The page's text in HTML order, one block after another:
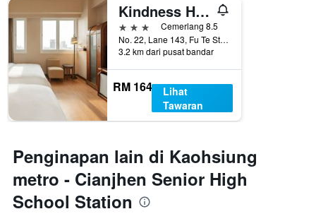
Kindness Hotel - Wu Jia
3 bintangCemerlang 8.5
No. 22, Lane 143, Fu Te Street, Kaohsiung City, Taiwan
3.2 km dari pusat bandar
RM 164
Lihat
Tawaran
Penginapan lain di Kaohsiung
metro - Cianjhen Senior High
School Station